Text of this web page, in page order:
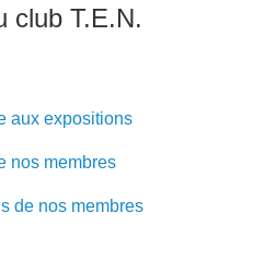
club T.E.N.
aux expositions
nos membres
de nos membres